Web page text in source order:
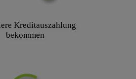
Kreditauszahlung
bekommen